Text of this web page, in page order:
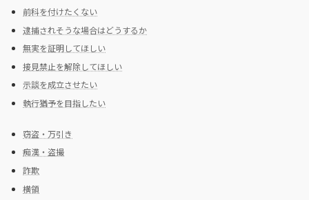
前科を付けたくない
逮捕されそうな場合はどうするか
無実を証明してほしい
接見禁止を解除してほしい
示談を成立させたい
執行猶予を目指したい
窃盗・万引き
痴漢・盗撮
詐欺
横領